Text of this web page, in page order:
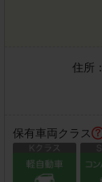
住所：
保有車両クラス